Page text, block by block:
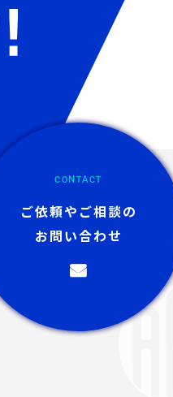
CONTACT
ご依頼やご相談の
お問い合わせ